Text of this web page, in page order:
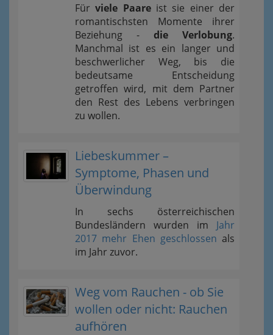
Fürviele Paareist sie einer der
romantischsten Momente ihrer
Beziehung - die Verlobung.
Manchmal ist es ein langer und
beschwerlicher Weg, bis die
bedeutsame Entscheidung
getroffen wird, mit dem Partner
den Rest des Lebens verbringen
zu wollen.
Liebeskummer –
Symptome, Phasen und
Überwindung
In sechs österreichischen
Bundesländern wurden im Jahr
2017 mehr Ehen geschlossen als
im Jahr zuvor.
Weg vom Rauchen - ob Sie
wollen oder nicht: Rauchen
aufhören